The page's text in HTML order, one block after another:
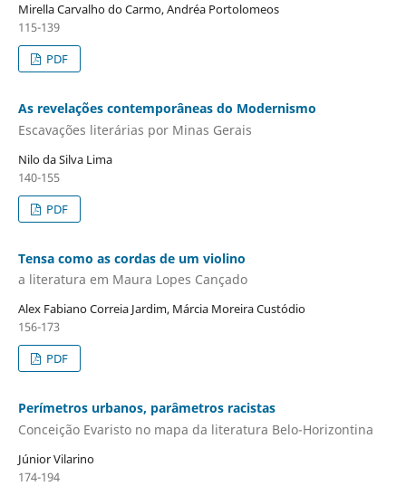
Mirella Carvalho do Carmo, Andréa Portolomeos
115-139
PDF
As revelações contemporâneas do Modernismo
Escavações literárias por Minas Gerais
Nilo da Silva Lima
140-155
PDF
Tensa como as cordas de um violino
a literatura em Maura Lopes Cançado
Alex Fabiano Correia Jardim, Márcia Moreira Custódio
156-173
PDF
Perímetros urbanos, parâmetros racistas
Conceição Evaristo no mapa da literatura Belo-Horizontina
Júnior Vilarino
174-194